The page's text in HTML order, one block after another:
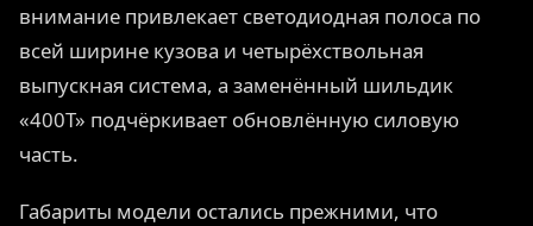
внимание привлекает светодиодная полоса по
всей ширине кузова и четырёхствольная
выпускная система, а заменённый шильдик
«400T» подчёркивает обновлённую силовую
часть.
Габариты модели остались прежними, что